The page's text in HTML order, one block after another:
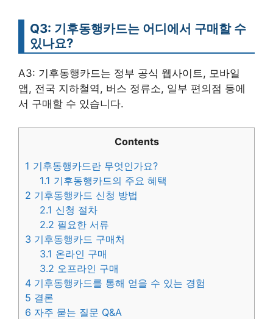
Q3: 기후동행카드는 어디에서 구매할 수
있나요?
A3: 기후동행카드는 정부 공식 웹사이트, 모바일
앱, 전국 지하철역, 버스 정류소, 일부 편의점 등에
서 구매할 수 있습니다.
Contents
1 기후동행카드란 무엇인가요?
1.1 기후동행카드의 주요 혜택
2 기후동행카드 신청 방법
2.1 신청 절차
2.2 필요한 서류
3 기후동행카드 구매처
3.1 온라인 구매
3.2 오프라인 구매
4 기후동행카드를 통해 얻을 수 있는 경험
5 결론
6 자주 묻는 질문 Q&A